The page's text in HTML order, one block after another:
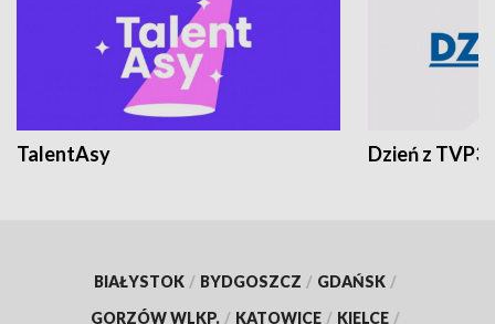
TalentAsy Dzień z TVP3
BIAŁYSTOK / BYDGOSZCZ / GDAŃSK /
GORZÓW WLKP. / KATOWICE / KIELCE /